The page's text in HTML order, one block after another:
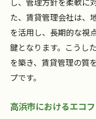
た、賃貸管理会社は、
を活用し、長期的な視
鍵となります。こうし
を築き、賃貸管理の質
プです。
高浜市におけるエコ